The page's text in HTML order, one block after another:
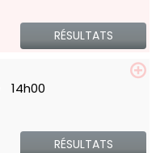
RÉSULTATS
14h00
RÉSULTATS